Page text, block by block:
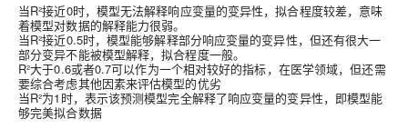
当R²接近0时，模型无法解释响应变量的变异性，拟合程度较差，意味
着模型对数据的解释能力很弱。
当R²接近0.5时，模型能够解释部分响应变量的变异性，但还有很大一
部分变异不能被模型解释，拟合程度一般。
R²大于0.6或者0.7可以作为一个相对较好的指标，在医学领域，但还需
要综合考虑其他因素来评估模型的优劣
当R²为1时，表示该预测模型完全解释了响应变量的变异性，即模型能
够完美拟合数据